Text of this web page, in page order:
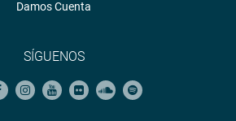
Damos Cuenta
SÍGUENOS